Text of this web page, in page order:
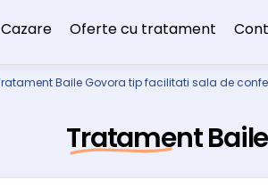
Cazare Oferte cu tratament
Baile Govora tip facilitati sala de
Tratament